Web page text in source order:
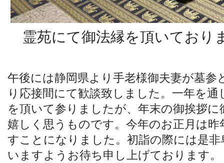
霊苑にて御法縁を頂いており
午後には静岡県より手老様御夫妻が墓参
り応接間にて歓談致しました。一年を
を頂いて参りましたが、年末の御挨拶
嬉しく思うものです。今年のお正月は
すことになりました。初詣の際には是
いますようお待ち申し上げております。